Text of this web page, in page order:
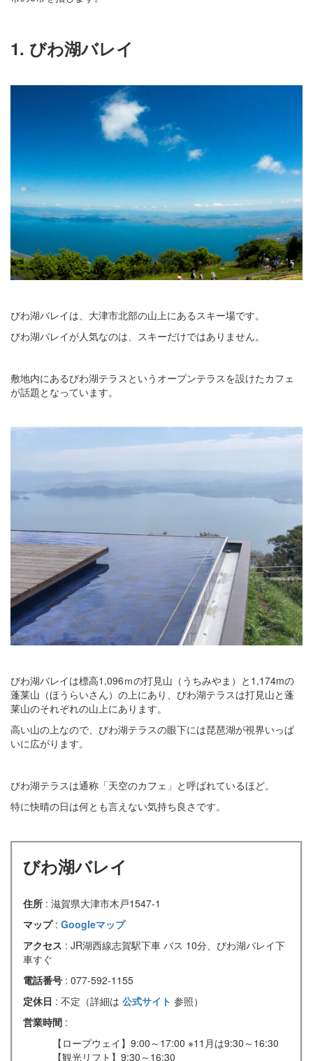
1. びわ湖バレイ
びわ湖バレイは、大津市北部の山上にあるスキー場です。
びわ湖バレイが人気なのは、スキーだけではありません。
敷地内にあるびわ湖テラスというオープンテラスを設けたカフェ
が話題となっています。
びわ湖バレイは標高1,096ｍの打見山（うちみやま）と1,174mの
蓬莱山（ほうらいさん）の上にあり、びわ湖テラスは打見山と蓬
莱山のそれぞれの山上にあります。
高い山の上なので、びわ湖テラスの眼下には琵琶湖が視界いっぱ
いに広がります。
びわ湖テラスは通称「天空のカフェ」と呼ばれているほど。
特に快晴の日は何とも言えない気持ち良さです。
びわ湖バレイ
住所 : 滋賀県大津市木戸1547-1
マップ : Googleマップ
アクセス : JR湖西線志賀駅下車 バス 10分、びわ湖バレイ下
車すぐ
電話番号 : 077-592-1155
定休日 : 不定（詳細は 公式サイト 参照）
営業時間 :
【ロープウェイ】9:00～17:00 ※11月は9:30～16:30
【観光リフト】9:30～16:30